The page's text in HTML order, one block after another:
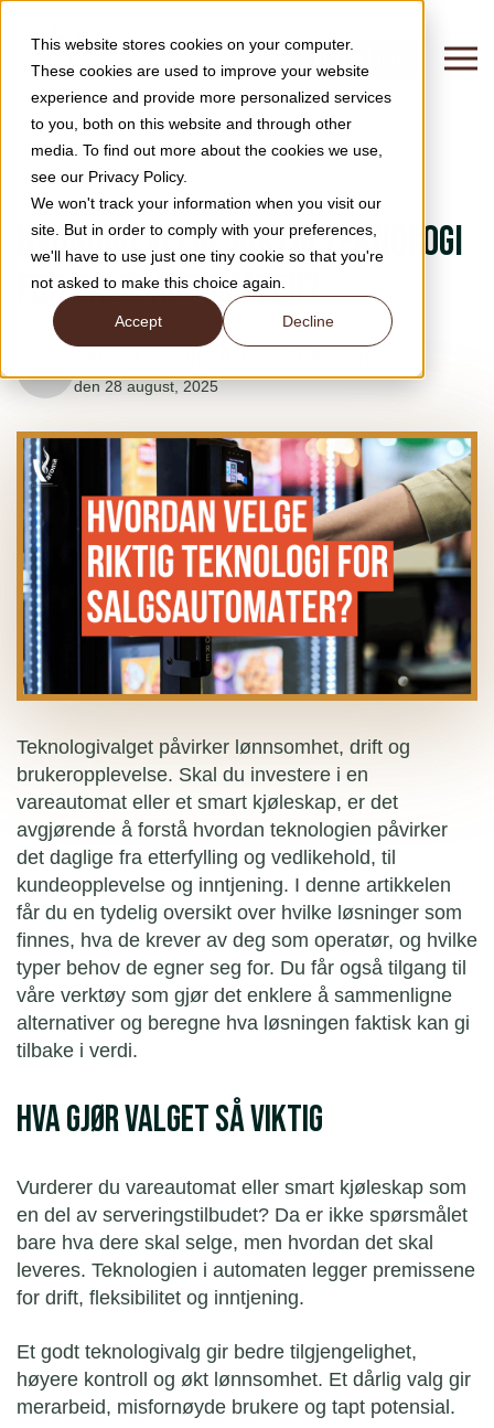
This website stores cookies on your computer.
These cookies are used to improve your website
experience and provide more personalized services
to you, both on this website and through other
media. To find out more about the cookies we use,
see our Privacy Policy.
We won't track your information when you visit our
site. But in order to comply with your preferences,
we'll have to use just one tiny cookie so that you're
not asked to make this choice again.
Accept Decline
KONTAKT OSS
Vareautomat
Hvordan velge riktig teknologi
for salgsautomater?
den 28 august, 2025
Teknologivalget påvirker lønnsomhet, drift og
brukeropplevelse. Skal du investere i en
vareautomat eller et smart kjøleskap, er det
avgjørende å forstå hvordan teknologien påvirker
det daglige fra etterfylling og vedlikehold, til
kundeopplevelse og inntjening. I denne artikkelen
får du en tydelig oversikt over hvilke løsninger som
finnes, hva de krever av deg som operatør, og hvilke
typer behov de egner seg for. Du får også tilgang til
våre verktøy som gjør det enklere å sammenligne
alternativer og beregne hva løsningen faktisk kan gi
tilbake i verdi.
Hva gjør valget så viktig
Vurderer du vareautomat eller smart kjøleskap som
en del av serveringstilbudet? Da er ikke spørsmålet
bare hva dere skal selge, men hvordan det skal
leveres. Teknologien i automaten legger premissene
for drift, fleksibilitet og inntjening.
Et godt teknologivalg gir bedre tilgjengelighet,
høyere kontroll og økt lønnsomhet. Et dårlig valg gir
merarbeid, misfornøyde brukere og tapt potensial.